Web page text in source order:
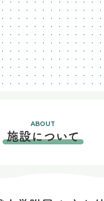
ABOUT
施設について